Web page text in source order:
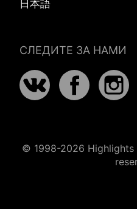
日本語
СЛЕДИТЕ ЗА НАМИ
© 1998-2026 Highlights